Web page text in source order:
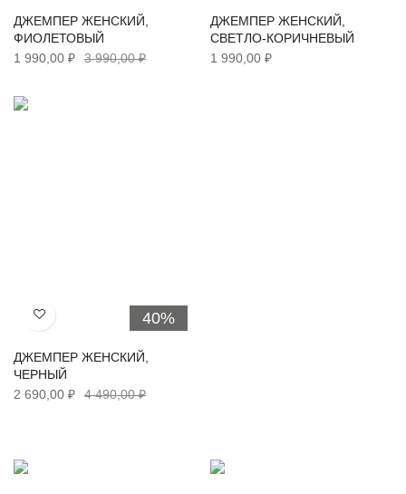
ДЖЕМПЕР ЖЕНСКИЙ,
ФИОЛЕТОВЫЙ
1 990,00 ₽
3 990,00 ₽
ДЖЕМПЕР ЖЕНСКИЙ,
СВЕТЛО-КОРИЧНЕВЫЙ
1 990,00 ₽
40%
Хочу!
ДЖЕМПЕР ЖЕНСКИЙ,
ЧЕРНЫЙ
2 690,00 ₽
4 490,00 ₽